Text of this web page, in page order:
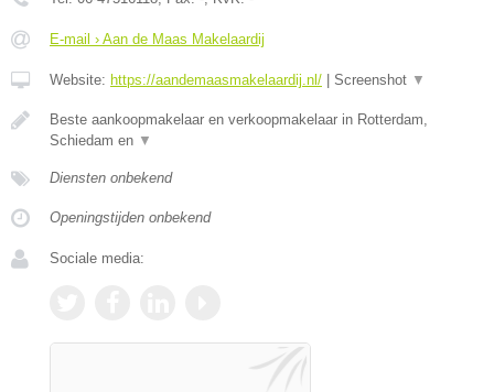
E-mail › Aan de Maas Makelaardij
Website: https://aandemaasmakelaardij.nl/ Screenshot ▼
Beste aankoopmakelaar en verkoopmakelaar in Rotterdam,
Schiedam en ▼
Diensten onbekend
Openingstijden onbekend
Sociale media: